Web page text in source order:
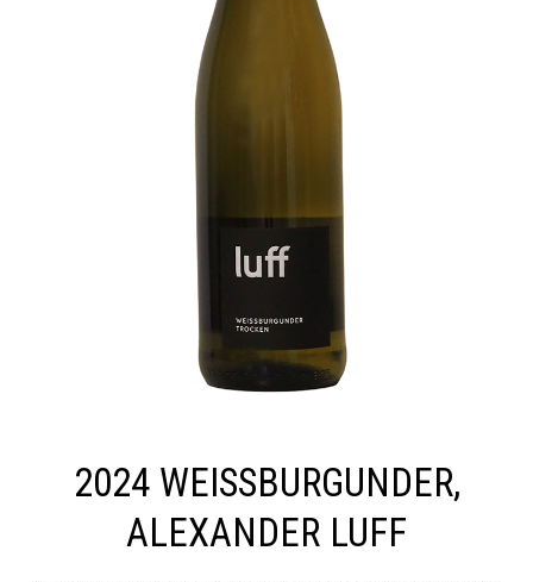
2024 WEISSBURGUNDER,
ALEXANDER LUFF